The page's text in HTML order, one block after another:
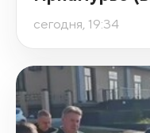
сегодня, 19:34